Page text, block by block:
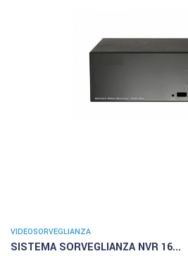
VIDEOSORVEGLIANZA
SISTEMA SORVEGLIANZA NVR 16...